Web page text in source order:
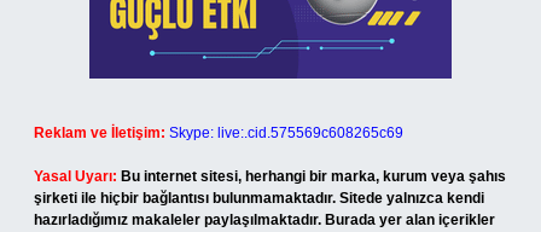
Reklam ve İletişim: Skype: live:.cid.575569c608265c69
Yasal Uyarı: Bu internet sitesi, herhangi bir marka, kurum veya şahıs
şirketi ile hiçbir bağlantısı bulunmamaktadır. Sitede yalnızca kendi
hazırladığımız makaleler paylaşılmaktadır. Burada yer alan içerikler